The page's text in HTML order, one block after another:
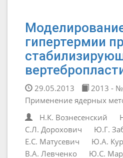
гипертермии
29.05.2013
2013 -
Применение ядерных
Н.К. Вознесенский
С.Л. Дорохович
Ю.Г.
Е.С. Матусевич
Ю.А.
В.А. Левченко
Ю.С.